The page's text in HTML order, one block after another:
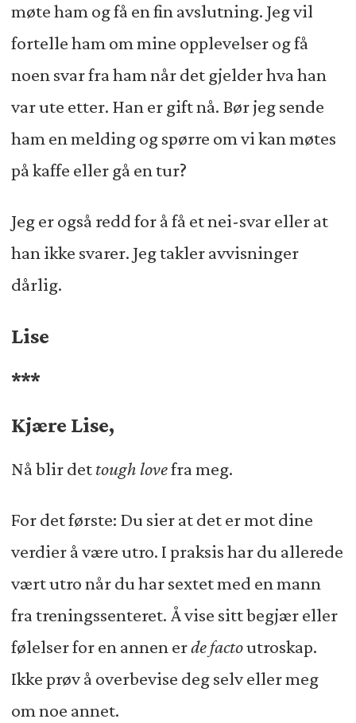
møte ham og få en fin avslutning. Jeg vil
fortelle ham om mine opplevelser og få
noen svar fra ham når det gjelder hva han
var ute etter. Han er gift nå. Bør jeg sende
ham en melding og spørre om vi kan møtes
på kaffe eller gå en tur?
Jeg er også redd for å få et nei-svar eller at
han ikke svarer. Jeg takler avvisninger
dårlig.
Lise
***
Kjære Lise,
Nå blir dettough lovefra meg.
For det første: Du sier at det er mot dine
verdier å være utro. I praksis har du allerede
vært utro når du har sextet med en mann
fra treningssenteret. Å vise sitt begjær eller
følelser for en annen erde factoutroskap.
Ikke prøv å overbevise deg selv eller meg
om noe annet.